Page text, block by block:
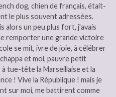
dog, chien de français, était-
le plus souvent adressées.
alors un peu plus fort, j'avais
remporter une grande victoire
se mit, ivre de joie, à célébrer
et moi, pauvre petit
à tue-tête la Marseillaise et la
! Vive la République ! mais je
sur moi, me battirent comme